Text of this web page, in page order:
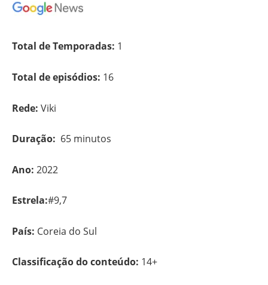
Total de Temporadas: 1
Total de episódios: 16
Rede: Viki
Duração: 65 minutos
Ano: 2022
Estrela:#9,7
País: Coreia do Sul
Classificação do conteúdo: 14+